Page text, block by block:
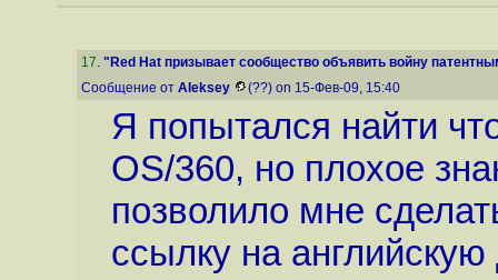
17. "Red Hat призывает сообщество объявить войну
Сообщение от Aleksey (??) on 15-Фев-09, 15:40
Я попытался найти
OS/360, но плохое
позволило мне
ссылку на